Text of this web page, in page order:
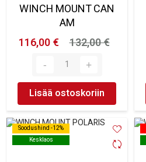
WINCH MOUNT CAN
AM
116,00 €
132,00 €
Lisää ostoskoriin
Soodushind -12%
Kesklaos
Soodushind -12%
Kesklaos